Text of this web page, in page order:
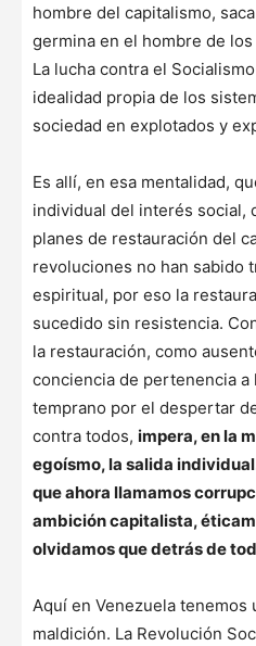
hombre del capitalismo,
germina en el hombre de
La lucha contra el
idealidad propia de los
sociedad en explotados y
Es allí, en esa mentalidad,
individual del interés social,
planes de restauración del
revoluciones no han sabido
espiritual, por eso la
sucedido sin resistencia.
la restauración, como
conciencia de pertenencia
temprano por el despertar
contra todos, impera, en la
egoísmo, la salida
que ahora llamamos
ambición capitalista,
olvidamos que detrás de
Aquí en Venezuela tenemos
maldición. La Revolución